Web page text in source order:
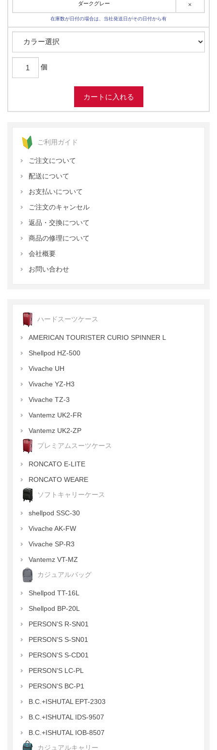
ダークグレー ×
在庫数が日付の場合は、当社発送日がその日付から有
個
ご利用ガイド
ご注文について
配送について
お支払いについて
ご注文のキャンセル
返品・交換について
商品の修理について
会社概要
お問い合わせ
ハードスーツケース
AMERICAN TOURISTER CURIO SPINNER L
Shellpod HZ-500
Vivache UH
Vivache YZ-H3
Vivache TZ-3
Vantemz UK2-FR
Vantemz UK2-ZP
プレミアムスーツケース
RONCATO E-LITE
RONCATO WEARE
ソフトキャリーケース
shellpod SSC-30
Vivache AK-FW
Vivache SP-R3
Vantemz VT-MZ
カジュアルバッグ
Shellpod TT-16L
Shellpod BP-20L
PERSON'S R-SN01
PERSON'S S-SN01
PERSON'S S-CD01
PERSON'S LC-PL
PERSON'S BC-P1
B.C.+ISHUTAL EPT-2303
B.C.+ISHUTAL IDS-9507
B.C.+ISHUTAL IOB-8507
カジュアルキャリー